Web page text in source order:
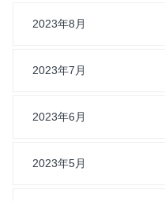
2023年8月
2023年7月
2023年6月
2023年5月